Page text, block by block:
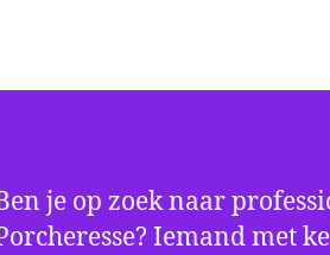
je op zoek naar
Iemand met